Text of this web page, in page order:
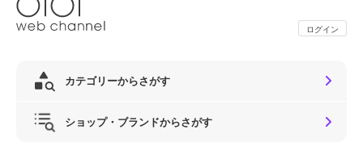
ログイン
カテゴリーからさがす
ショップ・ブランドからさがす